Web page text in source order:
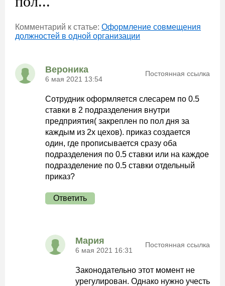
Комментарий к статье: Оформление совмещения
должностей в одной организации
Вероника
6 мая 2021 13:54
Постоянная ссылка
Сотрудник оформляется слесарем по 0.5
ставки в 2 подразделения внутри
предприятия( закреплен по пол дня за
каждым из 2х цехов). приказ создается
один, где прописывается сразу оба
подразделения по 0.5 ставки или на каждое
подразделение по 0.5 ставки отдельный
приказ?
Ответить
Мария
6 мая 2021 16:31
Постоянная ссылка
Законодательно этот момент не
урегулирован. Однако нужно учесть